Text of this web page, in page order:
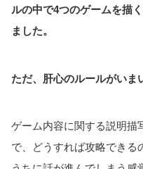
ルの中で4つのゲームを描
ました。
ただ、肝心のルールがいま
ゲーム内容に関する説明描
で、どうすれば攻略できる